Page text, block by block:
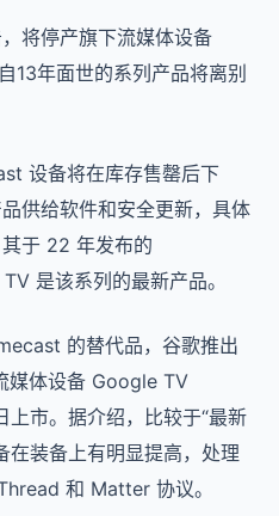
将停产旗下流媒体设备
13年面世的系列产品将离别
设备将在库存售罄后下
供给软件和安全更新，具体
于 22 年发布的
是该系列的最新产品。
的替代品，谷歌推出
媒体设备 Google TV
市。据介绍，比较于“最新
装备上有明显提高，处理
和 Matter 协议。